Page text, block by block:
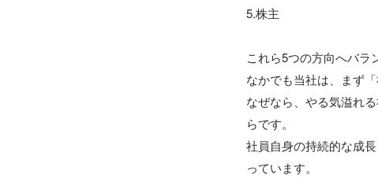
5.株主
これら5つの方向へバラ
なかでも当社は、まず
なぜなら、やる気溢れ
らです。
社員自身の持続的な成
っています。